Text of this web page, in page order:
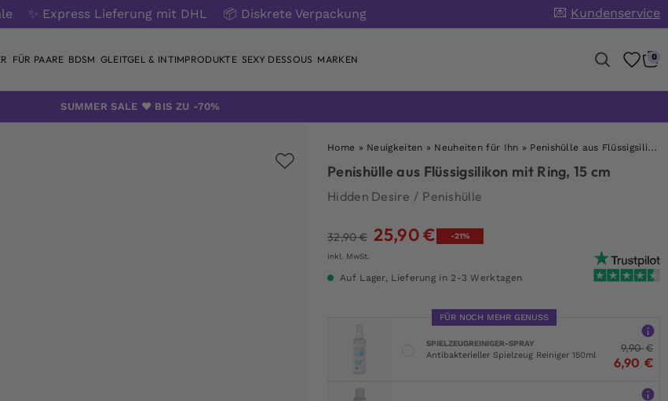
✨ Express Lieferung mit DHL 📦 Diskrete Verpackung 💌 Kundenservice
FÜR PAARE BDSM GLEITGEL & INTIMPRODUKTE SEXY DESSOUS MARKEN 0
SUMMER SALE ❤️ BIS ZU -70%
Home » Neuigkeiten » Neuheiten für Ihn » Penishülle aus Flüssigsilikon mit Ring, 15 cm
Penishülle aus Flüssigsilikon mit Ring, 15 cm
Hidden Desire / Penishülle
32,90€ Ursprünglicher
32,90 €
25,90€ Aktueller
25,90 €.
-21%
inkl. MwSt.
Auf Lager, Lieferung in 2-3 Werktagen
FÜR NOCH MEHR GENUSS
SPIELZEUGREINIGER-SPRAY
Antibakterieller Spielzeug Reiniger 150ml
9,90€
6,90 €